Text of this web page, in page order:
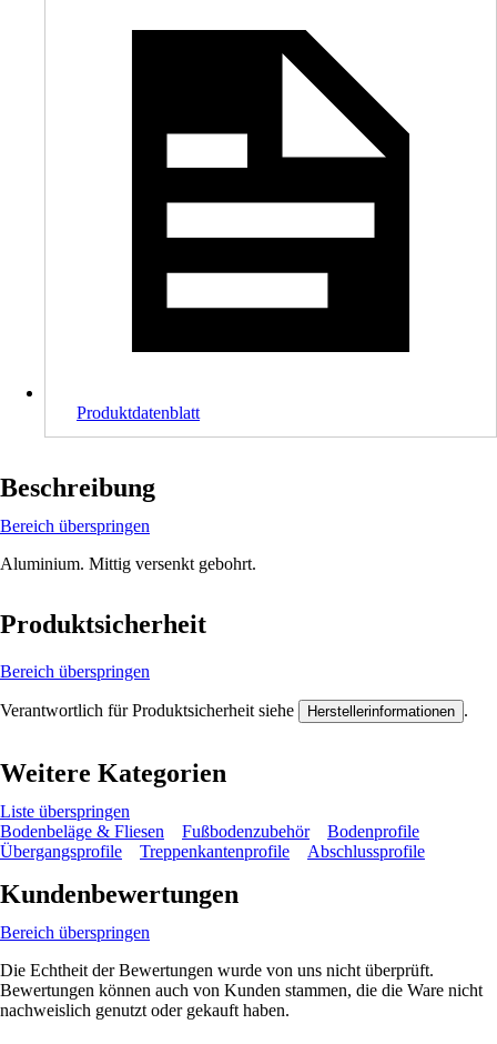
Produktdatenblatt
Beschreibung
Bereich überspringen
Aluminium. Mittig versenkt gebohrt.
Produktsicherheit
Bereich überspringen
Verantwortlich für Produktsicherheit siehe Herstellerinformationen .
Weitere Kategorien
Liste überspringen
Bodenbeläge & Fliesen
Fußbodenzubehör
Bodenprofile
Übergangsprofile
Treppenkantenprofile Abschlussprofile
Kundenbewertungen
Bereich überspringen
Die Echtheit der Bewertungen wurde von uns nicht überprüft.
Bewertungen können auch von Kunden stammen, die die Ware nicht
nachweislich genutzt oder gekauft haben.